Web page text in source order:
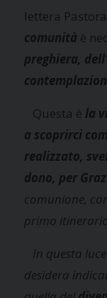
lettera
comunità è
preghiera,
Questa è la
a scoprirci
realizzato,
dono, per
comunione,
primo
In questa luce
desidera